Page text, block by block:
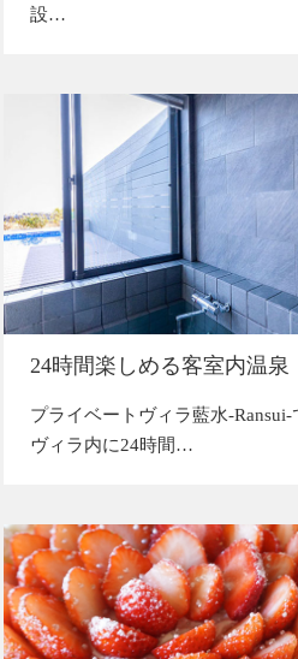
設…
24時間楽しめる客室内温
プライベートヴィラ藍水-
ヴィラ内に24時間…